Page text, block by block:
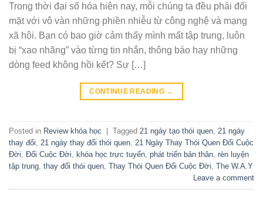
Trong thời đại số hóa hiện nay, mỗi chúng ta đều phải đối
mặt với vô vàn những phiền nhiễu từ công nghệ và mạng
xã hội. Bạn có bao giờ cảm thấy mình mất tập trung, luôn
bị “xao nhãng” vào từng tin nhắn, thông báo hay những
dòng feed không hồi kết? Sự […]
CONTINUE READING →
Posted in Review khóa học Tagged 21 ngày tạo thói quen 21 ngày
thay đổi
21 ngày thay đổi thói quen 21 Ngày Thay Thói Quen Đổi Cuộc
Đời Đổi Cuộc Đời khóa học trực tuyến phát triển bản thân rèn luyện
tập trung thay đổi thói quen Thay Thói Quen Đổi Cuộc Đời The W.A.Y
Leave a comment